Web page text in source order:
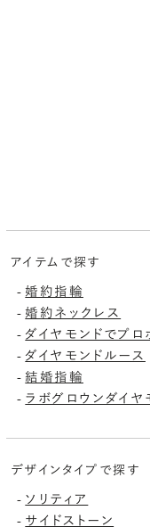
アイテムで探す
-婚約指輪
-婚約ネックレス
-ダイヤモンドでプロ
-ダイヤモンドルース
-結婚指輪
- ラボグロウンダイヤ
デザインタイプで探す
- ソリティア
- サイドストーン